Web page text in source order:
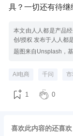
具？一切还有待继
本文由人人都是产品
创/授权 发布于人人都
题图来自Unsplash，
AI电商 千问
1 0
喜欢此内容的还喜欢